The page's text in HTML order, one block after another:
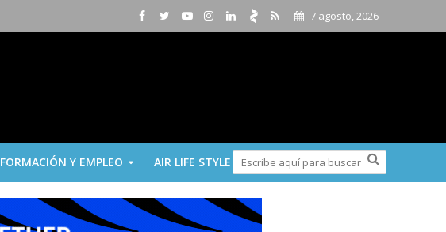
7 agosto, 2026
FORMACIÓN Y EMPLEO AIR LIFE STYLE